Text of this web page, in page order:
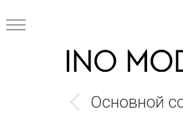
Основной